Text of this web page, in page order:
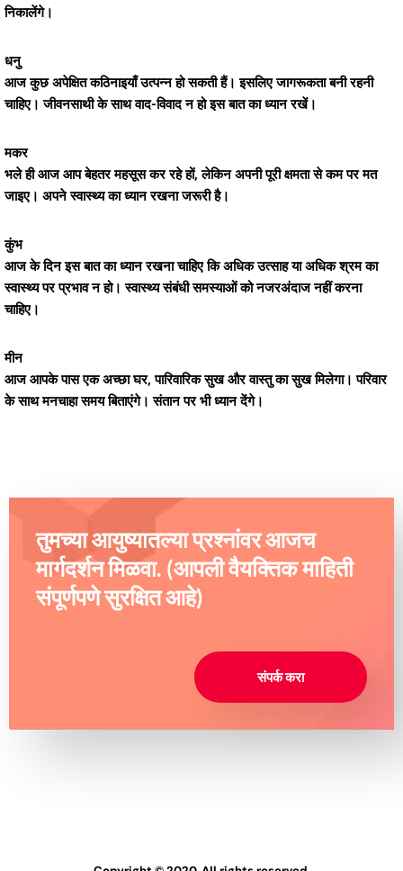
निकालेंगे।
धनु
आज कुछ अपेक्षित कठिनाइयाँ उत्पन्न हो सकती हैं। इसलिए जागरूकता बनी रहनी
चाहिए। जीवनसाथी के साथ वाद-विवाद न हो इस बात का ध्यान रखें।
मकर
भले ही आज आप बेहतर महसूस कर रहे हों, लेकिन अपनी पूरी क्षमता से कम पर मत
जाइए। अपने स्वास्थ्य का ध्यान रखना जरूरी है।
कुंभ
आज के दिन इस बात का ध्यान रखना चाहिए कि अधिक उत्साह या अधिक श्रम का
स्वास्थ्य पर प्रभाव न हो। स्वास्थ्य संबंधी समस्याओं को नजरअंदाज नहीं करना
चाहिए।
मीन
आज आपके पास एक अच्छा घर, पारिवारिक सुख और वास्तु का सुख मिलेगा। परिवार
के साथ मनचाहा समय बिताएंगे। संतान पर भी ध्यान देंगे।
तुमच्या आयुष्यातल्या प्रश्नांवर आजच
मार्गदर्शन मिळवा. (आपली वैयक्तिक माहिती
संपूर्णपणे सुरक्षित आहे)
संपर्क करा